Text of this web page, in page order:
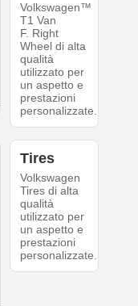
Volkswagen™
T1 Van
F. Right
Wheel di alta
qualità
utilizzato per
un aspetto e
prestazioni
personalizzate.
Tires
Volkswagen
Tires di alta
qualità
utilizzato per
un aspetto e
prestazioni
personalizzate.